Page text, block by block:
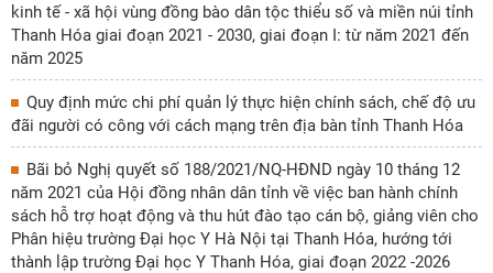
kinh tế - xã hội vùng đồng bào dân tộc thiểu số và miền núi tỉnh
Thanh Hóa giai đoạn 2021 - 2030, giai đoạn I: từ năm 2021 đến
năm 2025
Quy định mức chi phí quản lý thực hiện chính sách, chế độ ưu
đãi người có công với cách mạng trên địa bàn tỉnh Thanh Hóa
Bãi bỏ Nghị quyết số 188/2021/NQ-HĐND ngày 10 tháng 12
năm 2021 của Hội đồng nhân dân tỉnh về việc ban hành chính
sách hỗ trợ hoạt động và thu hút đào tạo cán bộ, giảng viên cho
Phân hiệu trường Đại học Y Hà Nội tại Thanh Hóa, hướng tới
thành lập trường Đại học Y Thanh Hóa, giai đoạn 2022 -2026